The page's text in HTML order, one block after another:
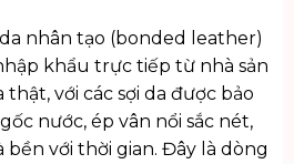
nhân tạo (bonded leather)
khẩu trực tiếp từ nhà sản
với các sợi da được bảo
nước, ép vân nổi sắc nét,
với thời gian. Đây là dòng